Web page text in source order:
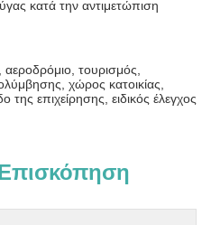
κατά την αντιμετώπιση
τουρισμός,
χώρος κατοικίας,
της επιχείρησης, ειδικός έλεγχος